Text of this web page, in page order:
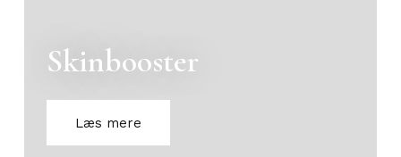
Skinbooster
Læs mere